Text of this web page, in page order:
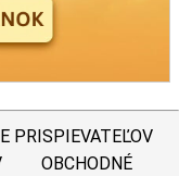
PRISPIEVATEĽOV
OBCHODNÉ